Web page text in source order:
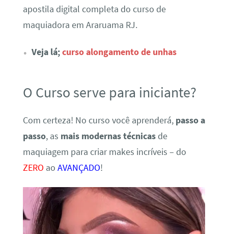
apostila digital completa do curso de
maquiadora em Araruama RJ.
Veja lá;curso alongamento de unhas
O Curso serve para iniciante?
Com certeza! No curso você aprenderá, passo a
passo, as mais modernas técnicasde
maquiagem para criar makes incríveis – do
ZERO ao AVANÇADO!